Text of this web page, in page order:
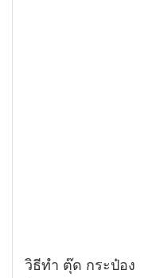
วิธีทำ ตุ๊ด กระป๋อง